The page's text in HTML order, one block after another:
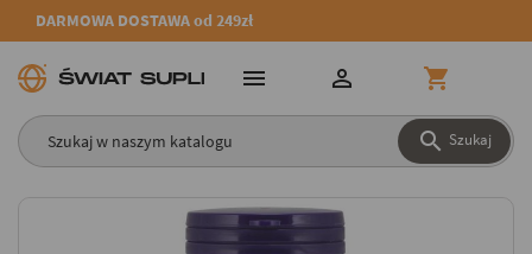
DARMOWA DOSTAWA od 249zł
 Szukaj
  